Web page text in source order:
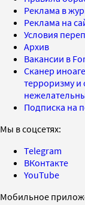
Реклама в
Реклама на
Условия
Архив
Вакансии в
Сканер
терроризму и
Подписка на
Мы в соцсетях:
Telegram
ВКонтакте
YouTube
Мобильное